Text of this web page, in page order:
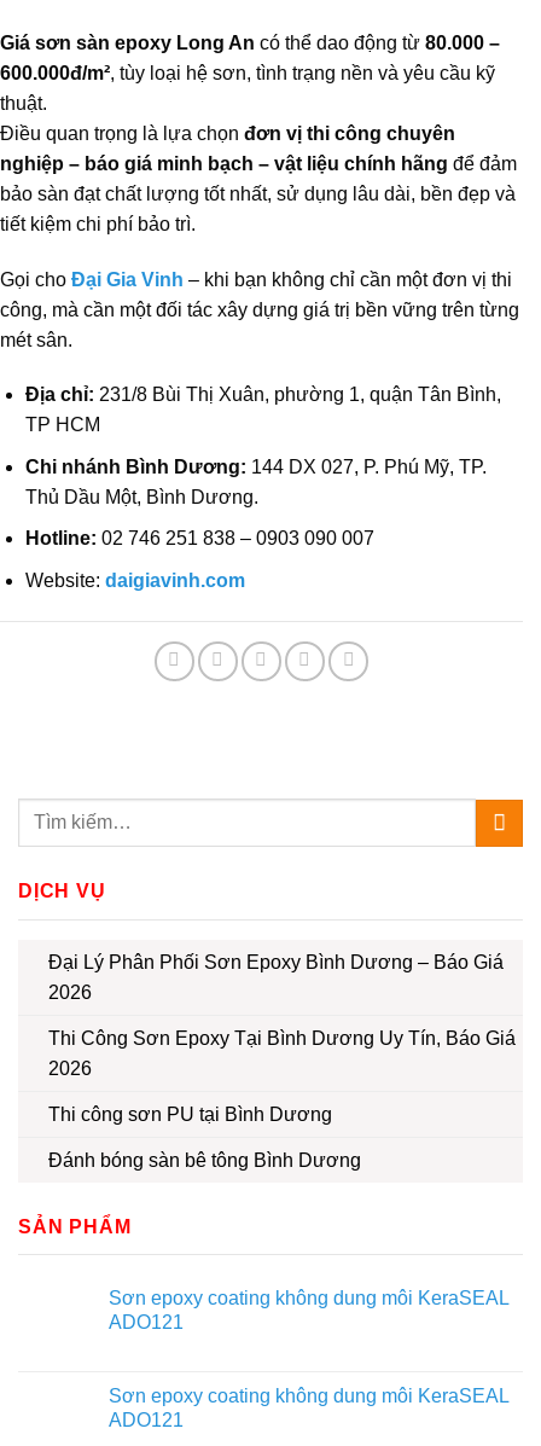
Giá sơn sàn epoxy Long An có thể dao động từ 80.000 –
600.000đ/m², tùy loại hệ sơn, tình trạng nền và yêu cầu kỹ
thuật.
Điều quan trọng là lựa chọn đơn vị thi công chuyên
nghiệp – báo giá minh bạch – vật liệu chính hãng để đảm
bảo sàn đạt chất lượng tốt nhất, sử dụng lâu dài, bền đẹp và
tiết kiệm chi phí bảo trì.
Gọi cho Đại Gia Vinh – khi bạn không chỉ cần một đơn vị thi
công, mà cần một đối tác xây dựng giá trị bền vững trên từng
mét sân.
Địa chỉ: 231/8 Bùi Thị Xuân, phường 1, quận Tân Bình,
TP HCM
Chi nhánh Bình Dương: 144 DX 027, P. Phú Mỹ, TP.
Thủ Dầu Một, Bình Dương.
Hotline: 02 746 251 838 – 0903 090 007
Website: daigiavinh.com
DỊCH VỤ
Đại Lý Phân Phối Sơn Epoxy Bình Dương – Báo Giá
2026
Thi Công Sơn Epoxy Tại Bình Dương Uy Tín, Báo Giá
2026
Thi công sơn PU tại Bình Dương
Đánh bóng sàn bê tông Bình Dương
SẢN PHẨM
Sơn epoxy coating không dung môi KeraSEAL
ADO121
Sơn epoxy coating không dung môi KeraSEAL
ADO121